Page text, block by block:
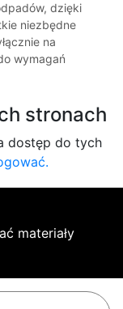
dzięki
niezbędne
na
wymagań
stronach
dostęp do tych
materiały